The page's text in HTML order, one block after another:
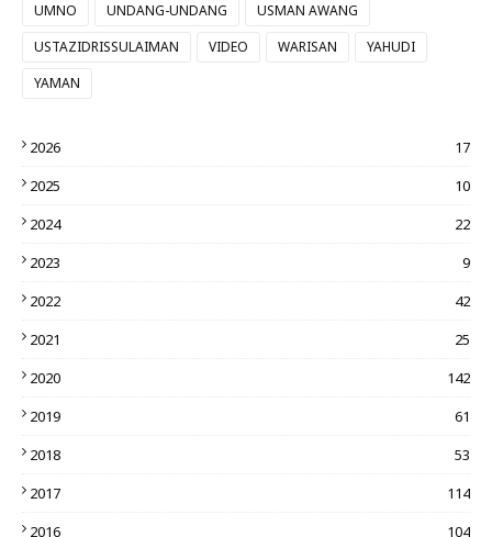
UMNO
UNDANG-UNDANG
USMAN AWANG
USTAZIDRISSULAIMAN
VIDEO WARISAN
YAHUDI
YAMAN
2026
17
2025
10
2024
22
2023
9
2022
42
2021
25
2020
142
2019
61
2018
53
2017
114
2016
104